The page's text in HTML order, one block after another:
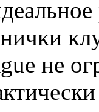
не